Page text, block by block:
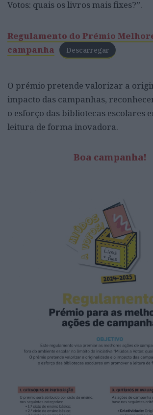
Votos: quais os livros mais fixes?”.
Regulamento do Prémio
campanha
Descarregar
O prémio pretende valorizar a
impacto das campanhas,
o esforço das bibliotecas escolares
leitura de forma inovadora.
Boa campanha!